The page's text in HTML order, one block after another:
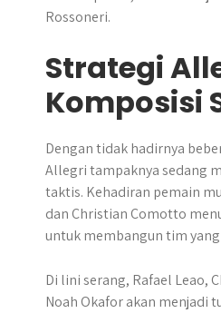
Rossoneri.
Strategi
Komposisi
Dengan tidak hadirnya
Allegri tampaknya sedang
taktis. Kehadiran pemain
dan Christian Comotto
untuk membangun tim
Di lini serang, Rafael Leao,
Noah Okafor akan menjadi